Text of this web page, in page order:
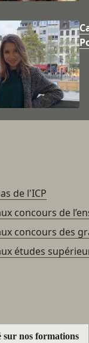
de l'ICP
concours de
concours des
études
nos formations